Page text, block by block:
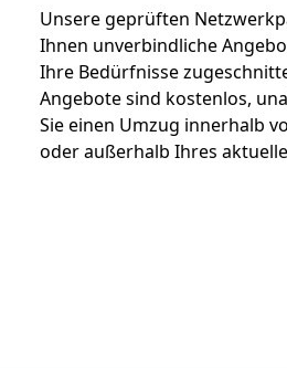
Unsere geprüften
Ihnen unverbindliche
Ihre Bedürfnisse
Angebote sind kostenlos,
Sie einen Umzug innerhalb
oder außerhalb Ihres